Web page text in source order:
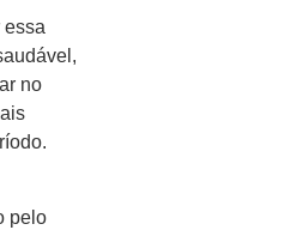
essa
no
pelo